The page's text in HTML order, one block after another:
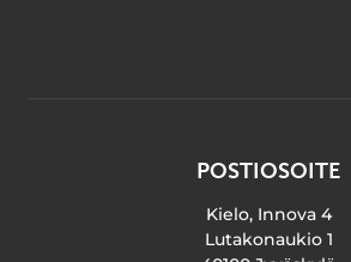
POSTIOSOITE
Kielo, Innova 4
Lutakonaukio 1